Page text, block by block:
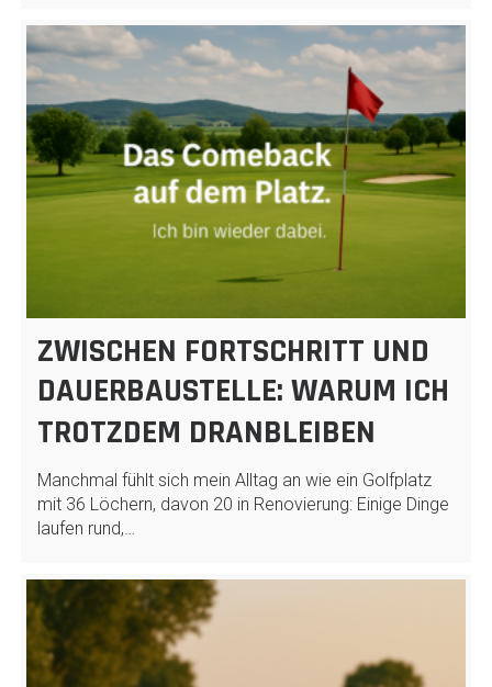
ZWISCHEN FORTSCHRITT UND
DAUERBAUSTELLE: WARUM ICH
TROTZDEM DRANBLEIBEN
Manchmal fühlt sich mein Alltag an wie ein Golfplatz
mit 36 Löchern, davon 20 in Renovierung: Einige Dinge
laufen rund,…